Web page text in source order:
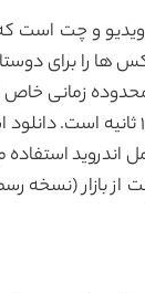
و چت است که
را برای
زمانی
اندروید
از بازار (نسخه